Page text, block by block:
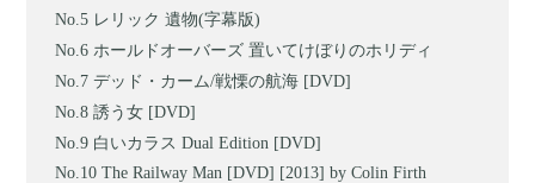
レリック 遺物(字幕版)
ホールドオーバーズ 置いてけぼりのホリディ
デッド・カーム/戦慄の航海 [DVD]
誘う女 [DVD]
白いカラス Dual Edition [DVD]
The Railway Man [DVD] [2013] by Colin Firth